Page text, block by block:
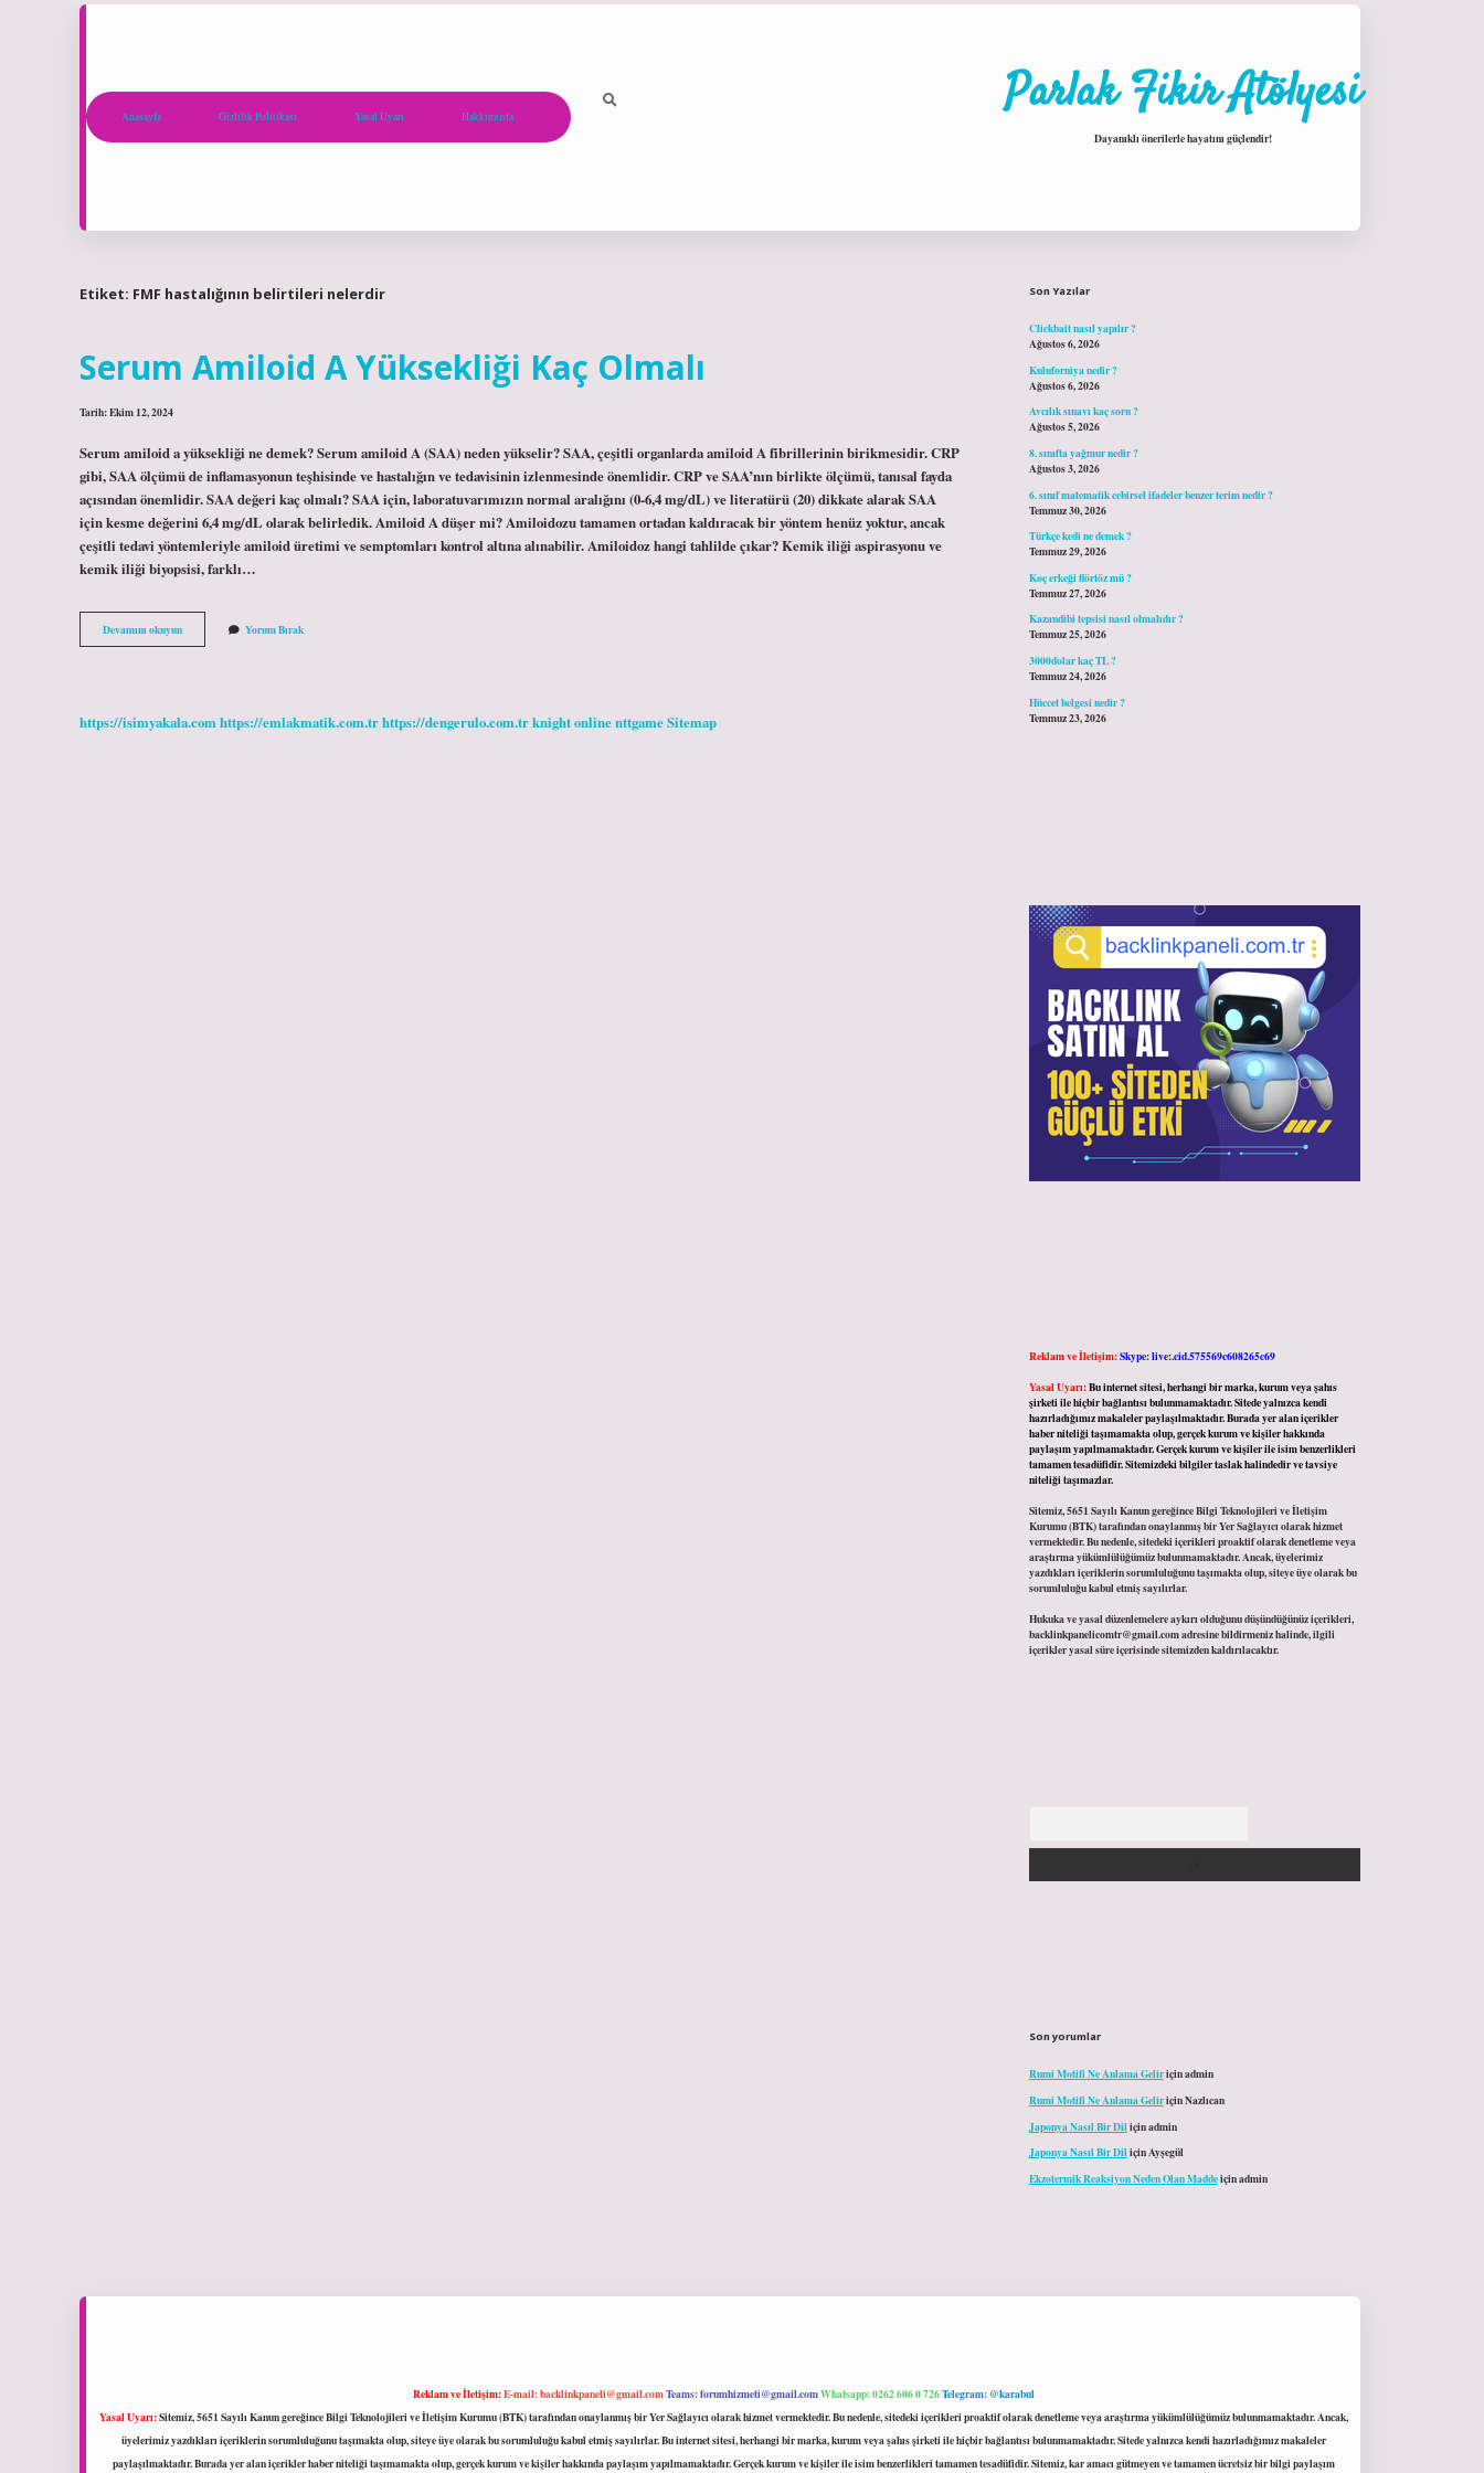
Anasayfa Gizlilik Politikası Yasal Uyarı Hakkımızda Parlak Fikir Atölyesi
Dayanıklı önerilerle hayatını güçlendir!
Etiket: FMF hastalığının belirtileri nelerdir
Serum Amiloid A Yüksekliği Kaç Olmalı
Tarih: Ekim 12, 2024
Serum amiloid a yüksekliği ne demek? Serum amiloid A (SAA) neden yükselir? SAA, çeşitli organlarda amiloid A fibrillerinin birikmesidir. CRP
gibi, SAA ölçümü de inflamasyonun teşhisinde ve hastalığın ve tedavisinin izlenmesinde önemlidir. CRP ve SAA’nın birlikte ölçümü, tanısal fayda
açısından önemlidir. SAA değeri kaç olmalı? SAA için, laboratuvarımızın normal aralığını (0-6,4 mg/dL) ve literatürü (20) dikkate alarak SAA
için kesme değerini 6,4 mg/dL olarak belirledik. Amiloid A düşer mi? Amiloidozu tamamen ortadan kaldıracak bir yöntem henüz yoktur, ancak
çeşitli tedavi yöntemleriyle amiloid üretimi ve semptomları kontrol altına alınabilir. Amiloidoz hangi tahlilde çıkar? Kemik iliği aspirasyonu ve
kemik iliği biyopsisi, farklı…
Devamını okuyunSerum
Amiloid
Yorum Bırak
https://isimyakala.comhttps://emlakmatik.com.trhttps://dengerulo.com.trknight onlinenttgameSitemap
Son Yazılar
Clickbait nasıl yapılır ?
Ağustos 6, 2026
Kuluforniya nedir ?
Ağustos 6, 2026
Avcılık sınavı kaç soru ?
Ağustos 5, 2026
8. sınıfta yağmur nedir ?
Ağustos 3, 2026
6. sınıf matematik cebirsel ifadeler benzer terim nedir ?
Temmuz 30, 2026
Türkçe kedi ne demek ?
Temmuz 29, 2026
Koç erkeği flörtöz mü ?
Temmuz 27, 2026
Kazandibi tepsisi nasıl olmalıdır ?
Temmuz 25, 2026
3000dolar kaç TL ?
Temmuz 24, 2026
Hüccet belgesi nedir ?
Temmuz 23, 2026
Reklam ve İletişim:Skype: live:.cid.575569c608265c69
Yasal Uyarı:Bu internet sitesi, herhangi bir marka, kurum veya şahıs
şirketi ile hiçbir bağlantısı bulunmamaktadır. Sitede yalnızca kendi
hazırladığımız makaleler paylaşılmaktadır. Burada yer alan içerikler
haber niteliği taşımamakta olup, gerçek kurum ve kişiler hakkında
paylaşım yapılmamaktadır. Gerçek kurum ve kişiler ile isim benzerlikleri
tamamen tesadüfidir. Sitemizdeki bilgiler taslak halindedir ve tavsiye
niteliği taşımazlar.
Sitemiz, 5651 Sayılı Kanun gereğince Bilgi Teknolojileri ve İletişim
Kurumu (BTK) tarafından onaylanmış bir Yer Sağlayıcı olarak hizmet
vermektedir. Bu nedenle, sitedeki içerikleri proaktif olarak denetleme veya
araştırma yükümlülüğümüz bulunmamaktadır. Ancak, üyelerimiz
yazdıkları içeriklerin sorumluluğunu taşımakta olup, siteye üye olarak bu
sorumluluğu kabul etmiş sayılırlar.
Hukuka ve yasal düzenlemelere aykırı olduğunu düşündüğünüz içerikleri,
backlinkpanelicomtr@gmail.comadresine bildirmeniz halinde, ilgili
içerikler yasal süre içerisinde sitemizden kaldırılacaktır.
Son yorumlar
Rumi Motifi Ne Anlama Geliriçinadmin
Rumi Motifi Ne Anlama GeliriçinNazlıcan
Japonya Nasıl Bir Dil içinadmin
Japonya Nasıl Bir DiliçinAyşegül
Ekzotermik Reaksiyon Neden Olan Maddeiçinadmin
Reklam ve İletişim:E-mail:backlinkpaneli@gmail.comTeams:forumhizmeti@gmail.comWhatsapp: 0262 606 0 726Telegram: @karabul
Yasal Uyarı:Sitemiz, 5651 Sayılı Kanun gereğince Bilgi Teknolojileri ve İletişim Kurumu (BTK) tarafından onaylanmış bir Yer Sağlayıcı olarak hizmet vermektedir. Bu nedenle, sitedeki içerikleri proaktif olarak denetleme veya araştırma yükümlülüğümüz bulunmamaktadır. Ancak,
üyelerimiz yazdıkları içeriklerin sorumluluğunu taşımakta olup, siteye üye olarak bu sorumluluğu kabul etmiş sayılırlar. Bu internet sitesi, herhangi bir marka, kurum veya şahıs şirketi ile hiçbir bağlantısı bulunmamaktadır. Sitede yalnızca kendi hazırladığımız makaleler
paylaşılmaktadır. Burada yer alan içerikler haber niteliği taşımamakta olup, gerçek kurum ve kişiler hakkında paylaşım yapılmamaktadır. Gerçek kurum ve kişiler ile isim benzerlikleri tamamen tesadüfidir. Sitemiz, kar amacı gütmeyen ve tamamen ücretsiz bir bilgi paylaşım